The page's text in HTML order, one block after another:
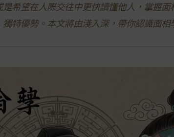
是希望在人際交往中更快讀懂他人，掌握
獨特優勢。本文將由淺入深，帶你認識面相